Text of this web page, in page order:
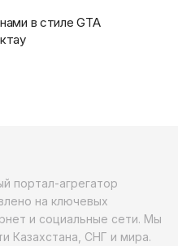
в стиле GTA
портал-агрегатор
на ключевых
и социальные сети. Мы
Казахстана, СНГ и мира.